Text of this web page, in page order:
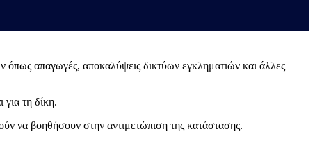
όπως απαγωγές, αποκαλύψεις δικτύων εγκληματιών και άλλες
για τη δίκη.
να βοηθήσουν στην αντιμετώπιση της κατάστασης.